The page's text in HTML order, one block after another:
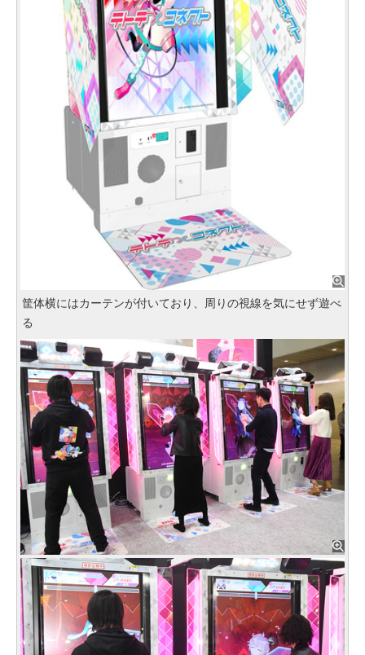
筐体横にはカーテンが付いており、周りの視線を気にせず遊べ
る